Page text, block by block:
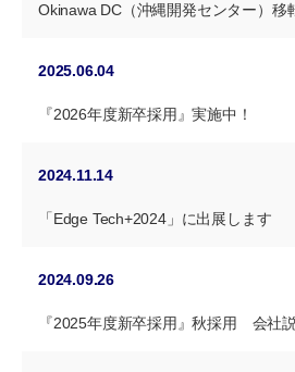
Okinawa DC（沖縄開発センター）移
2025.06.04
『2026年度新卒採用』実施中！
2024.11.14
「Edge Tech+2024」に出展します
2024.09.26
『2025年度新卒採用』秋採用 会社